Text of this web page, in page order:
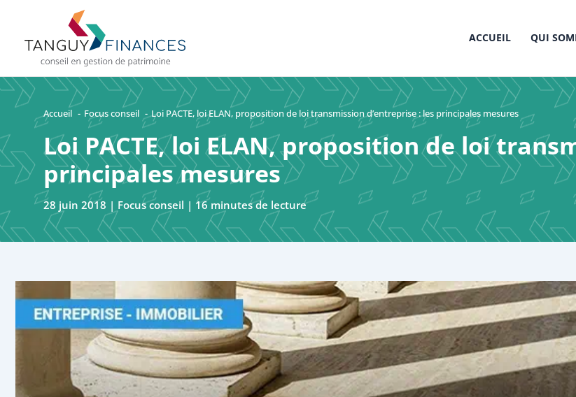
contenu
ACCUEIL QUI
Accueil Focus conseil Loi PACTE, loi ELAN, proposition de loi transmission d’entreprise : les principales mesures
Loi PACTE, loi ELAN, proposition de loi
principales mesures
28 juin 2018 | Focus conseil | 16 minutes de lecture